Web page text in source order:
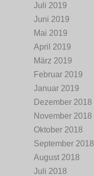
Juli 2019
Juni 2019
Mai 2019
April 2019
März 2019
Februar 2019
Januar 2019
Dezember 2018
November 2018
Oktober 2018
September 2018
August 2018
Juli 2018